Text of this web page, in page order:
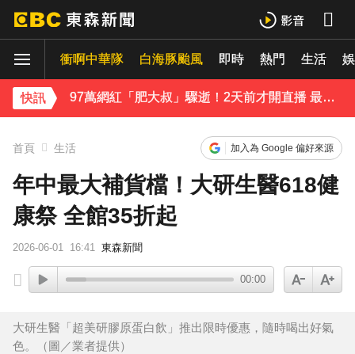
衝啊中華隊 白海豚颱風 即時 熱門 生活
快訊
行政院院區一早停電 原因找到了
《理財達人秀》X 安聯投信免費講座報名中！搶先卡位 2027
97萬網紅「肥大叔」驟逝！2天前才開直播 最後身影曝光粉鼻酸
金牌員工轉投李多慧！剪輯師突暴紅狂接20業配 Joeman 認：我也會想離職
下載東森App，隨時掌握天下大小事！
首頁 生活 加入為 Google 偏好來源
年中最大補貨檔！大研生醫618健
康祭 全館35折起
2026-06-01 16:41 東森新聞
00:00
大研生醫「超美研膠原蛋白飲」推出限時優惠，隨時喝出好氣
色。（圖／業者提供）